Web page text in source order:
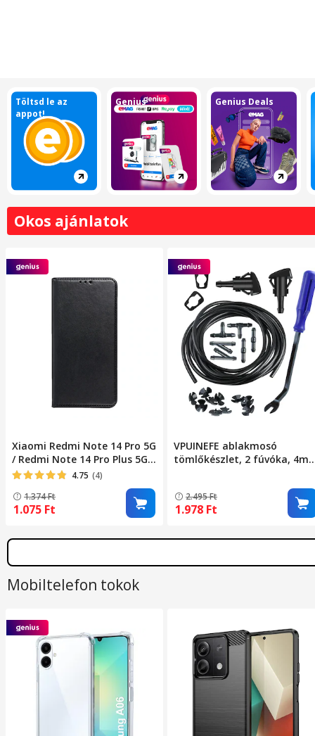
Töltsd le az
appot!
Genius Genius Deals
Okos ajánlatok
Xiaomi Redmi Note 14 Pro 5G
/ Redmi Note 14 Pro Plus 5G
kompatibilis telefontok,
könyvtok, bankkártyatartós,
mágneszáras, fekete, Smart
Magneto
4.75 (4)
1.374Ft
1.075 Ft
VPUINEFE ablakmosó
tömlőkészlet, 2 fúvóka, 4m
kompatibilis a Dodge Grand
Caravan 2008-2017
modellekkel
2.495Ft
1.978 Ft
Mobiltelefon tokok